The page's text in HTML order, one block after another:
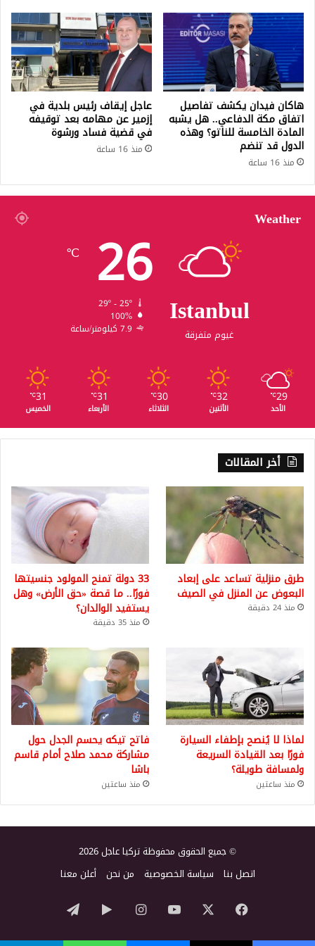
هاكان فيدان يكشف تفاصيل
اتفاق مكة الدفاعي.. هل يشبه
المادة الخامسة للناتو؟ وهذه
الدول قد تنضم
منذ 16 ساعة
عاجل إيقاف رئيس بلدية في
إزمير عن مهامه بعد توقيفه
في قضية فساد ورشوة
منذ 16 ساعة
Weather
Istanbul
غيوم متفرقة
26
℃
29º - 25º
100%
7.9 كيلومتر/ساعة
29
℃
الأحد
32
℃
الأثنين
30
℃
الثلاثاء
31
℃
الأربعاء
31
℃
الخميس
أخر المقالات
طرق منزلية تساعد على إبعاد
البعوض عن المنزل في الصيف
منذ 24 دقيقة
33 دولة تمنح المولود جنسيتها
فورًا.. ما قصة «حق الأرض» وهل
يستفيد الوالدان؟
منذ 35 دقيقة
لماذا لا يُنصح بإطفاء السيارة
فورًا بعد القيادة السريعة
ولمسافة طويلة؟
منذ ساعتين
فاتح تيكه يحسم الجدل حول
مشاركة محمد صلاح أمام قاسم
باشا
منذ ساعتين
© جميع الحقوق محفوظة تركيا عاجل 2026
اتصل بنا سياسة الخصوصية من نحن أعلن معنا
فيسبوك ‫YouTubeانستقرام‏Googleتيلقرام